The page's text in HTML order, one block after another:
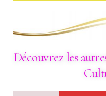
Découvrez les